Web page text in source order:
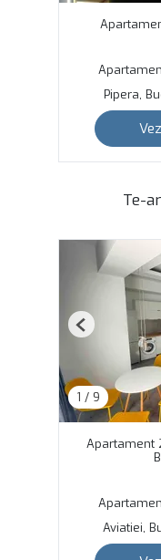
Pipera,
Te-
1 / 9
Previous
Apartament
Aviatiei,